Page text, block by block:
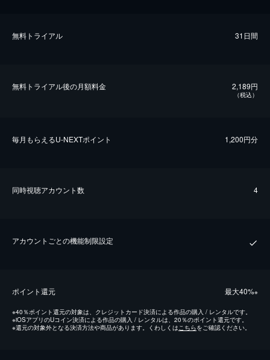
無料トライアル 31日間
無料トライアル後の⽉額料金 2,189円
（税込）
毎⽉もらえるU-NEXTポイント 1,200円分
同時視聴アカウント数 4
アカウントごとの機能制限設定
ポイント還元 最⼤40%※
※40％ポイント還元の対象は、クレジットカード決済による作品の購入 / レンタルです。
※iOSアプリのUコイン決済による作品の購入 / レンタルは、20％のポイント還元です。
※還元の対象外となる決済方法や商品があります。くわしくはこちらをご確認ください。